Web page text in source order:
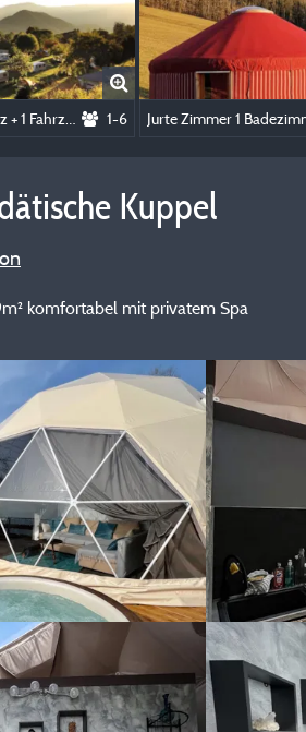
1-6
Kuppel
komfortabel mit privatem Spa